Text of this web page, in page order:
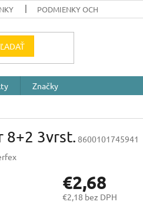
PODMIENKY OCHRANY
Značky
8+2 3vrst. 8600101745941
€2,68
€2,18 bez DPH